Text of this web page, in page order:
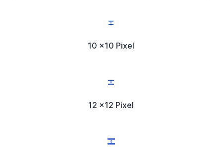
10 x10 Pixel
12 x12 Pixel